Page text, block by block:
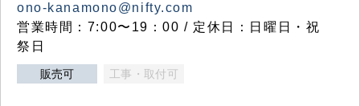
ono-kanamono@nifty.com
営業時間：7:00〜19：00 / 定休日：日曜日・祝
祭日
販売可 工事・取付可